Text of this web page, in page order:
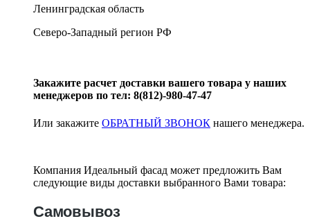
Ленинградская область
Северо-Западный регион РФ
Закажите расчет доставки вашего товара у наших
менеджеров по тел: 8(812)-980-47-47
Или закажите ОБРАТНЫЙ ЗВОНОК нашего менеджера.
Компания Идеальный фасад может предложить Вам
следующие виды доставки выбранного Вами товара:
Самовывоз